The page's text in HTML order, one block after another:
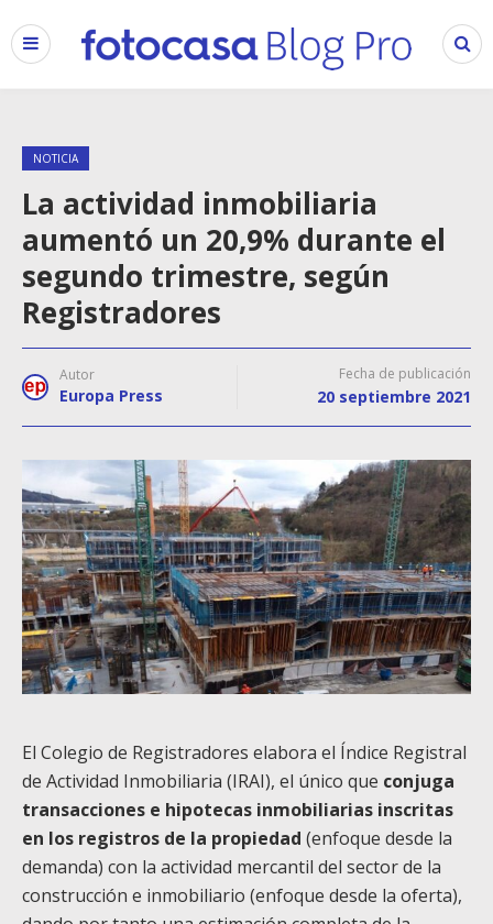
NOTICIA
La actividad inmobiliaria
aumentó un 20,9% durante el
segundo trimestre, según
Registradores
Autor
Europa Press
Fecha de publicación
20 septiembre 2021
El Colegio de Registradores elabora el Índice Registral
de Actividad Inmobiliaria (IRAI), el único que conjuga
transacciones e hipotecas inmobiliarias inscritas
en los registros de la propiedad (enfoque desde la
demanda) con la actividad mercantil del sector de la
construcción e inmobiliario (enfoque desde la oferta),